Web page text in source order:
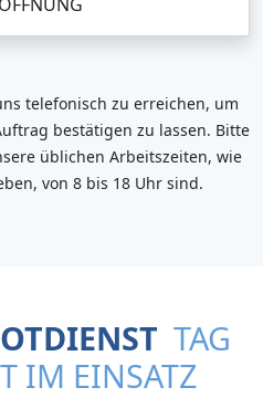
telefonisch zu erreichen, um
bestätigen zu lassen. Bitte
üblichen Arbeitszeiten, wie
von 8 bis 18 Uhr sind.
TAG
IM EINSATZ